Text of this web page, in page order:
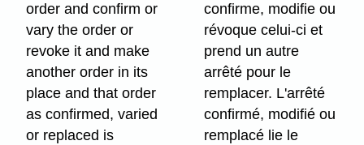
order and confirm or
vary the order or
revoke it and make
another order in its
place and that order
as confirmed, varied
or replaced is
confirme, modifie ou
révoque celui-ci et
prend un autre
arrêté pour le
remplacer. L'arrêté
confirmé, modifié ou
remplacé lie le